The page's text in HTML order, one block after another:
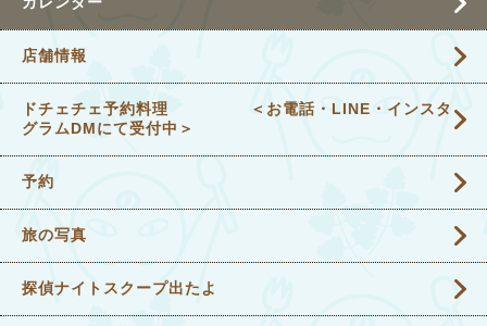
店舗情報
ドチェチェ予約料理 ＜お電話・LINE・インスタ
グラムDMにて受付中＞
予約
旅の写真
探偵ナイトスクープ出たよ